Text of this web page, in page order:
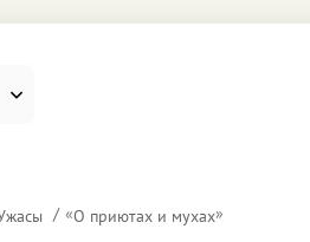
«О приютах и мухах»